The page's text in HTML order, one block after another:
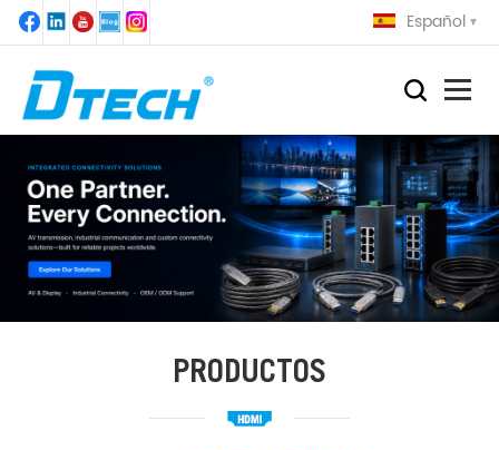
Español
PRODUCTOS